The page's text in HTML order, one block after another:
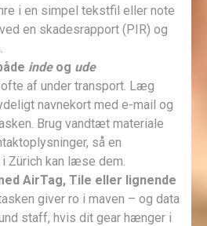
i en simpel tekstfil eller note
en skadesrapport (PIR) og
indeog ude
af under transport. Læg
navnekort med e-mail og
Brug vandtæt materiale
så en
Zürich kan læse dem.
AirTag, Tile eller lignende
giver ro i maven – og data
staff, hvis dit gear hænger i